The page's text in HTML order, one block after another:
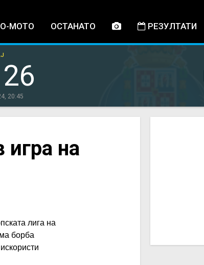
МОТО ОСТАНАТО РЕЗУЛТАТИ
26
20:45
на
лига на
борба